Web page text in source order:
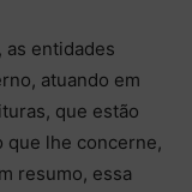
as entidades
atuando em
que estão
que lhe concerne,
resumo, essa